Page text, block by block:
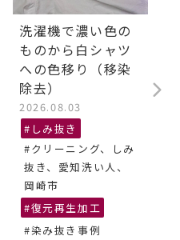
洗濯機で濃い色の
ものから白シャツ
への色移り（移染
除去）
2026.08.03
#しみ抜き
#クリーニング、しみ
抜き、愛知洗い人、
岡崎市
#復元再生加工
#染み抜き事例